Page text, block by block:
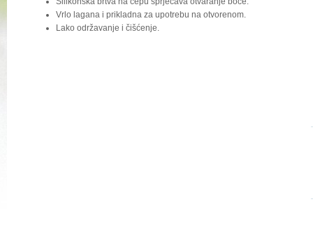
Vrlo lagana i prikladna za upotrebu na otvorenom.
Lako održavanje i čišćenje.